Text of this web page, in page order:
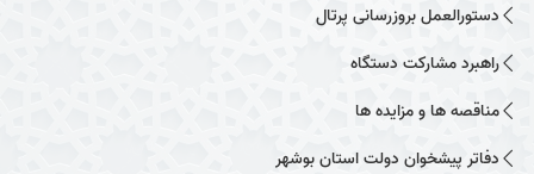
دستورالعمل بروزرسانی پرتال
راهبرد مشارکت دستگاه
مناقصه ها و مزایده ها
دفاتر پیشخوان دولت استان بوشهر